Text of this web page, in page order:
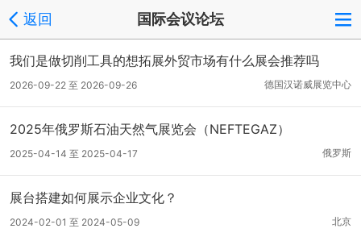
返回 国际会议论坛
我们是做切削工具的想拓展外贸市场有什么展会推荐吗
德国汉诺威展览中心
2026-09-22 至 2026-09-26
2025年俄罗斯石油天然气展览会（NEFTEGAZ）
俄罗斯
2025-04-14 至 2025-04-17
展台搭建如何展示企业文化？
北京
2024-02-01 至 2024-05-09